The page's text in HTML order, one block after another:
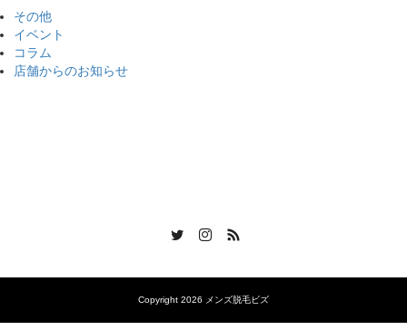
その他
イベント
コラム
店舗からのお知らせ
Twitter Instagram
Copyright 2026 メンズ脱毛ビズ